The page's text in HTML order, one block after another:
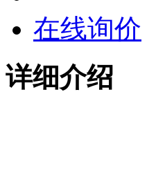
在线询价
详细介绍